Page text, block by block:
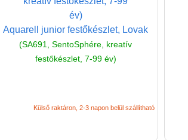
Aquarell junior festőkészlet, Lovak
(SA691, SentoSphére, kreatív
festőkészlet, 7-99 év)
Külső raktáron, 2-3 napon belül szállítható